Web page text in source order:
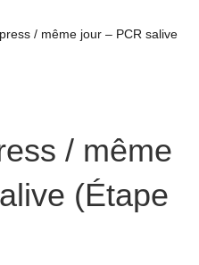
/ même jour – PCR salive
/ même
(Étape